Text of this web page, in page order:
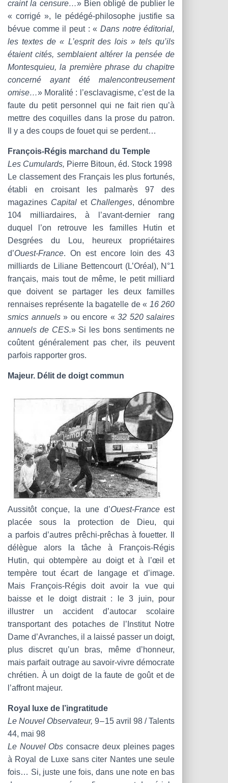
craint la censure…» Bien obligé de publier le
« corrigé », le pédégé-philosophe justifie sa
bévue comme il peut : «Dans notre éditorial,
les textes de « L’esprit des lois » tels qu’ils
étaient cités, semblaient altérer la pensée de
Montesquieu, la première phrase du chapitre
concerné ayant été malencontreusement
omise…» Moralité : l’esclavagisme, c’est de la
faute du petit personnel qui ne fait rien qu’à
mettre des coquilles dans la prose du patron.
Il y a des coups de fouet qui se perdent…
François-Régis marchand du Temple
Les Cumulards, Pierre Bitoun, éd. Stock 1998
Le classement des Français les plus fortunés,
établi en croisant les palmarès 97 des
magazines Capital et Challenges, dénombre
104 milliardaires, à l’avant-dernier rang
duquel l’on retrouve les familles Hutin et
Desgrées du Lou, heureux propriétaires
d’Ouest-France. On est encore loin des 43
milliards de Liliane Bettencourt (L’Oréal), N°1
français, mais tout de même, le petit milliard
que doivent se partager les deux familles
rennaises représente la bagatelle de « 16 260
smics annuels» ou encore «32 520 salaires
annuels de CES.» Si les bons sentiments ne
coûtent généralement pas cher, ils peuvent
parfois rapporter gros.
Majeur. Délit de doigt commun
Aussitôt conçue, la une d’Ouest-Franceest
placée sous la protection de Dieu, qui
a parfois d’autres prêchi-prêchas à fouetter. Il
délègue alors la tâche à François-Régis
Hutin, qui obtempère au doigt et à l’œil et
tempère tout écart de langage et d’image.
Mais François-Régis doit avoir la vue qui
baisse et le doigt distrait : le 3 juin, pour
illustrer un accident d’autocar scolaire
transportant des potaches de l’Institut Notre
Dame d’Avranches, il a laissé passer un doigt,
plus discret qu’un bras, même d’honneur,
mais parfait outrage au savoir-vivre démocrate
chrétien. À un doigt de la faute de goût et de
l’affront majeur.
Royal luxe de l’ingratitude
Le Nouvel Observateur,9 – 15 avril 98 / Talents
44, mai 98
Le Nouvel Obs consacre deux pleines pages
à Royal de Luxe sans citer Nantes une seule
fois… Si, juste une fois, dans une note en bas